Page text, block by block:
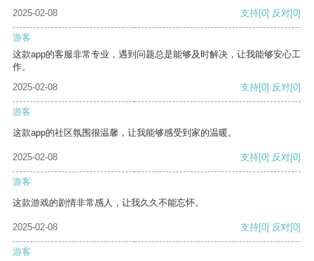
2025-02-08 支持[0] 反对[0]
游客
这款app的客服非常专业，遇到问题总是能够及时解决，让我能够安心工
作。
2025-02-08
支持[0] 反对[0]
游客
这款app的社区氛围很温馨，让我能够感受到家的温暖。
2025-02-08 支持[0] 反对[0]
游客
这款游戏的剧情非常感人，让我久久不能忘怀。
2025-02-08 支持[0] 反对[0]
游客